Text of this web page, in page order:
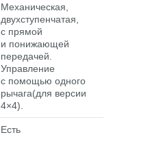
Механическая,
двухступенчатая,
с прямой
и понижающей
передачей.
Управление
с помощью одного
рычага(для версии
4×4).
Есть